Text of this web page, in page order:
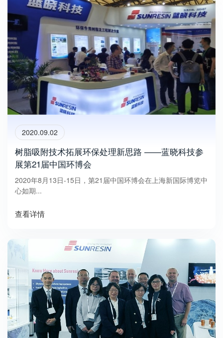
2020.09.02
树脂吸附技术拓展环保处理新思路 ——蓝晓科技参
展第21届中国环博会
2020年8月13日-15日，第21届中国环博会在上海新国际博览中
心如期...
查看详情